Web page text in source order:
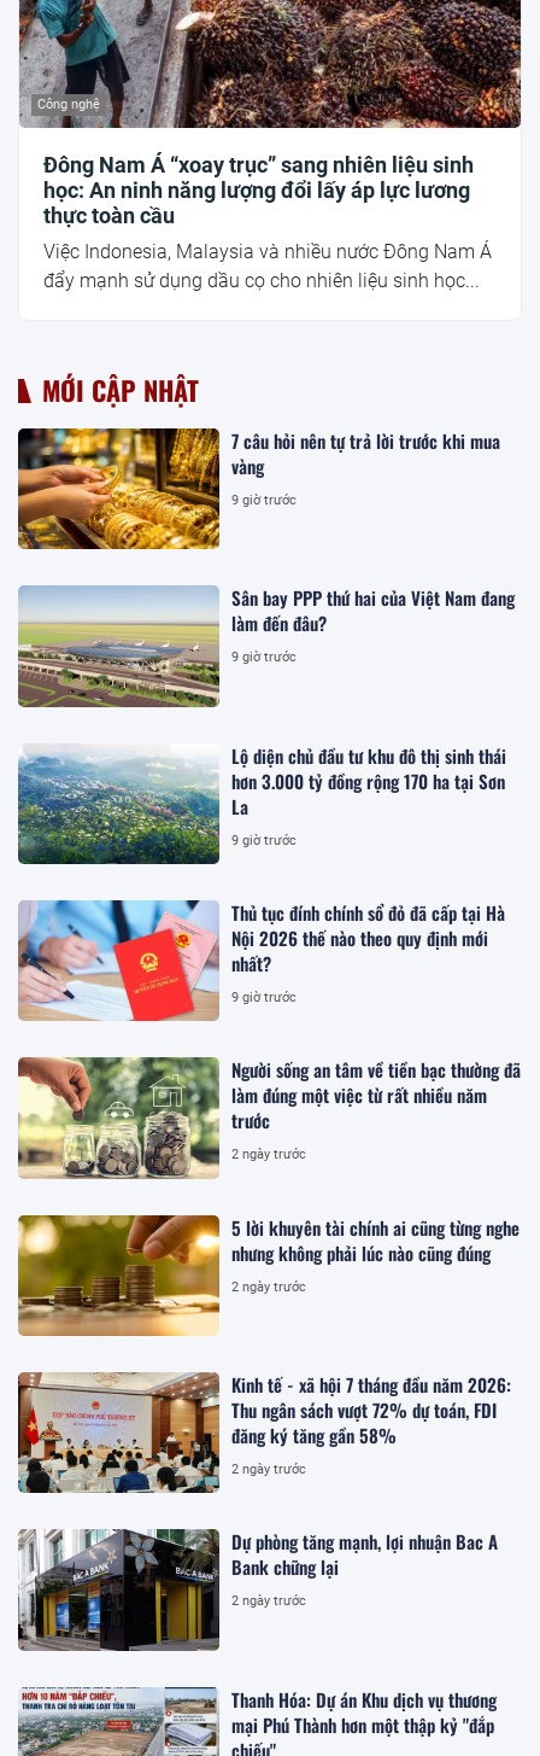
Công nghệ
Đông Nam Á “xoay trục” sang nhiên liệu sinh
học: An ninh năng lượng đổi lấy áp lực lương
thực toàn cầu
Việc Indonesia, Malaysia và nhiều nước Đông Nam Á
đẩy mạnh sử dụng dầu cọ cho nhiên liệu sinh học...
MỚI CẬP NHẬT
7 câu hỏi nên tự trả lời trước khi mua
vàng
9 giờ trước
Sân bay PPP thứ hai của Việt Nam đang
làm đến đâu?
9 giờ trước
Lộ diện chủ đầu tư khu đô thị sinh thái
hơn 3.000 tỷ đồng rộng 170 ha tại Sơn
La
9 giờ trước
Thủ tục đính chính sổ đỏ đã cấp tại Hà
Nội 2026 thế nào theo quy định mới
nhất?
9 giờ trước
Người sống an tâm về tiền bạc thường đã
làm đúng một việc từ rất nhiều năm
trước
2 ngày trước
5 lời khuyên tài chính ai cũng từng nghe
nhưng không phải lúc nào cũng đúng
2 ngày trước
Kinh tế - xã hội 7 tháng đầu năm 2026:
Thu ngân sách vượt 72% dự toán, FDI
đăng ký tăng gần 58%
2 ngày trước
Dự phòng tăng mạnh, lợi nhuận Bac A
Bank chững lại
2 ngày trước
Thanh Hóa: Dự án Khu dịch vụ thương
mại Phú Thành hơn một thập kỷ "đắp
chiếu"